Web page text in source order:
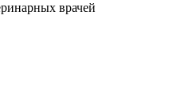
врачей